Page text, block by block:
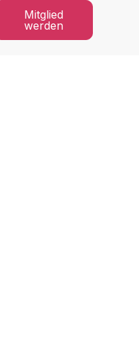
Mitglied
werden